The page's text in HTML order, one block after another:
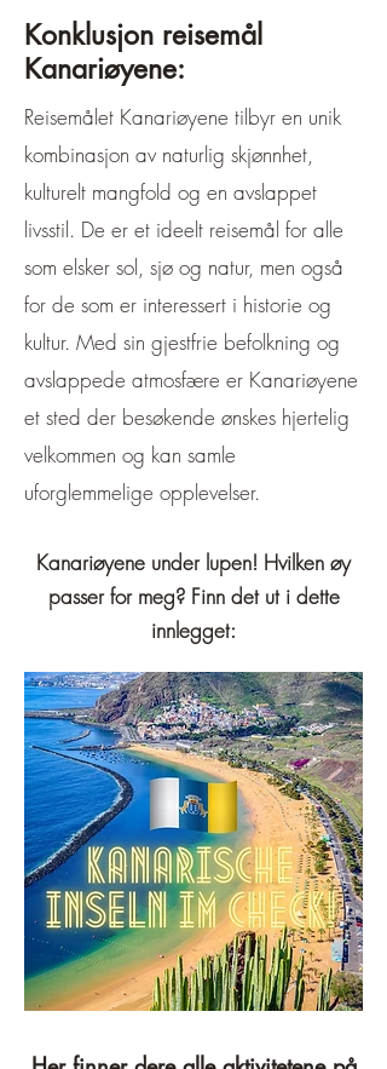
Konklusjon reisemål
Kanariøyene:
Reisemålet Kanariøyene tilbyr en unik
kombinasjon av naturlig skjønnhet,
kulturelt mangfold og en avslappet
livsstil. De er et ideelt reisemål for alle
som elsker sol, sjø og natur, men også
for de som er interessert i historie og
kultur. Med sin gjestfrie befolkning og
avslappede atmosfære er Kanariøyene
et sted der besøkende ønskes hjertelig
velkommen og kan samle
uforglemmelige opplevelser.
Kanariøyene under lupen! Hvilken øy
passer for meg? Finn det ut i dette
innlegget: